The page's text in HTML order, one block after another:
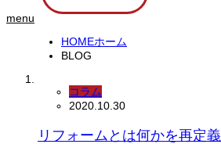
menu
ホーム
BLOG
コラム
2020.10.30
リフォームとは何かを再定義